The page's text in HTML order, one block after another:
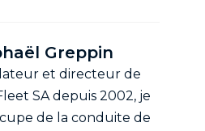
Greppin
et directeur de
SA depuis 2002, je
de la conduite de